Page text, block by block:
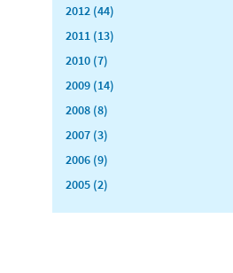
2012 (44)
2011 (13)
2010 (7)
2009 (14)
2008 (8)
2007 (3)
2006 (9)
2005 (2)